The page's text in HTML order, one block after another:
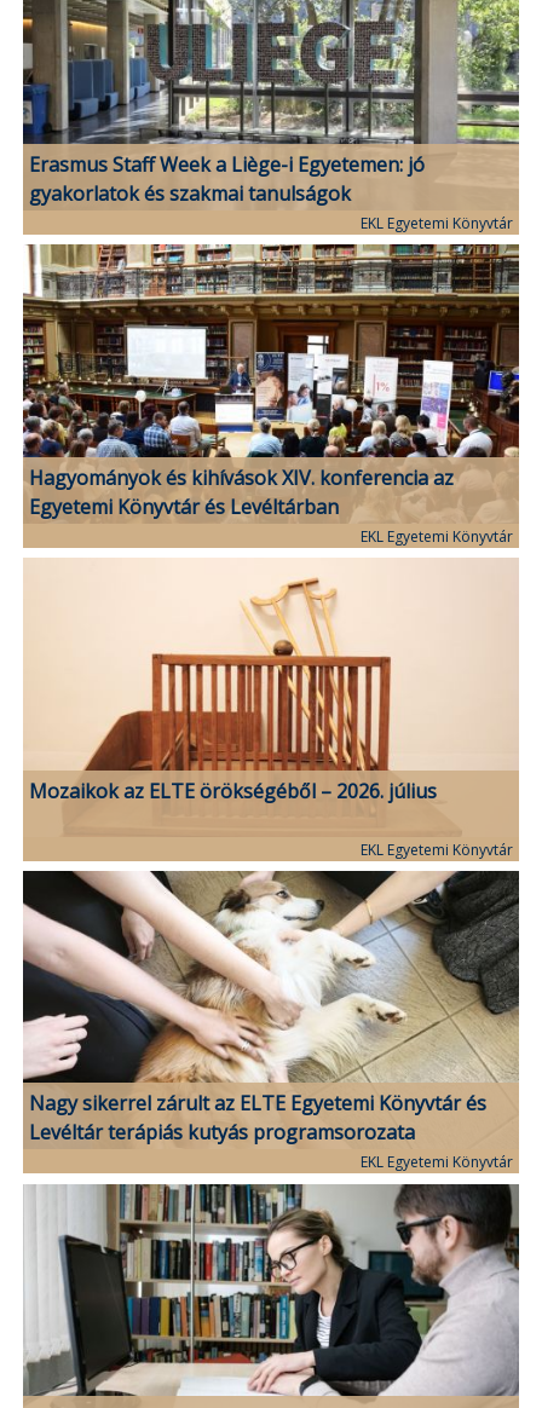
Erasmus Staff Week a Liège-i Egyetemen: jó
gyakorlatok és szakmai tanulságok
EKL Egyetemi Könyvtár
Hagyományok és kihívások XIV. konferencia az
Egyetemi Könyvtár és Levéltárban
EKL Egyetemi Könyvtár
Mozaikok az ELTE örökségéből – 2026. július
EKL Egyetemi Könyvtár
Nagy sikerrel zárult az ELTE Egyetemi Könyvtár és
Levéltár terápiás kutyás programsorozata
EKL Egyetemi Könyvtár